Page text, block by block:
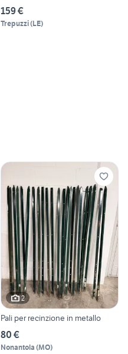
159 €
Trepuzzi(LE)
2
Pali per recinzione in metallo
80 €
Nonantola (MO)